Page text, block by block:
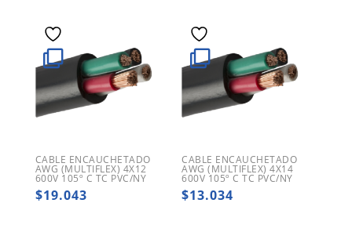
CABLE ENCAUCHETADO
AWG (MULTIFLEX) 4X12
600V 105º C TC PVC/NY
$19.043
CABLE ENCAUCHETADO
AWG (MULTIFLEX) 4X14
600V 105º C TC PVC/NY
$13.034